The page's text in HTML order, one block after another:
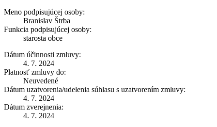
Meno podpisujúcej osoby:
Branislav Štrba
Funkcia podpisujúcej osoby:
starosta obce
Dátum účinnosti zmluvy:
4. 7. 2024
Platnosť zmluvy do:
Neuvedené
Dátum uzatvorenia/udelenia súhlasu s uzatvorením zmluvy:
4. 7. 2024
Dátum zverejnenia:
4. 7. 2024